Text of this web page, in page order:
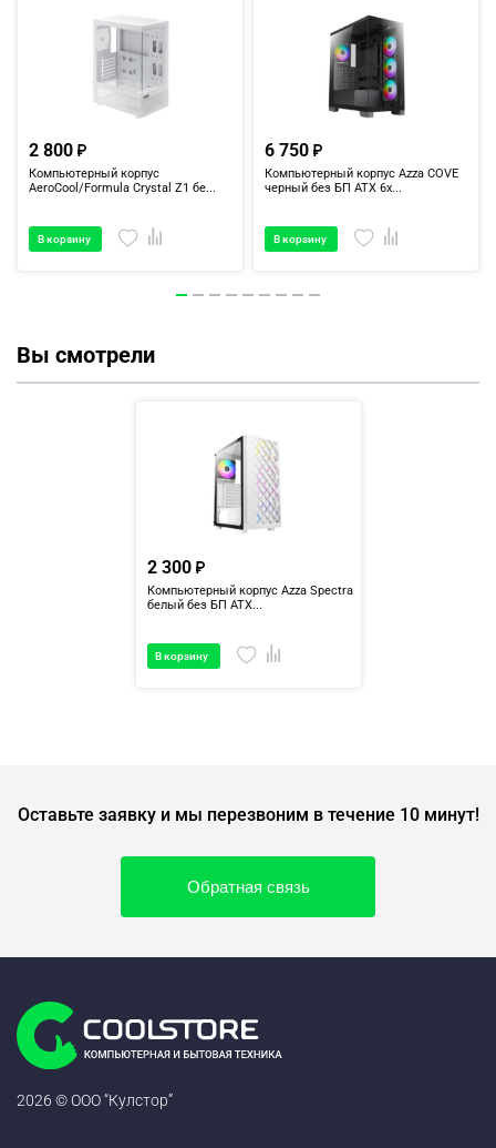
2 800
Компьютерный корпус
AeroCool/Formula Crystal Z1 бе...
В корзину
6 750
Компьютерный корпус Azza COVE
черный без БП ATX 6x...
В корзину
Вы смотрели
2 300
Компьютерный корпус Azza Spectra
белый без БП ATX...
В корзину
Оставьте заявку и мы перезвоним в течение 10 минут!
Обратная связь
2026 © ООО “Кулстор”